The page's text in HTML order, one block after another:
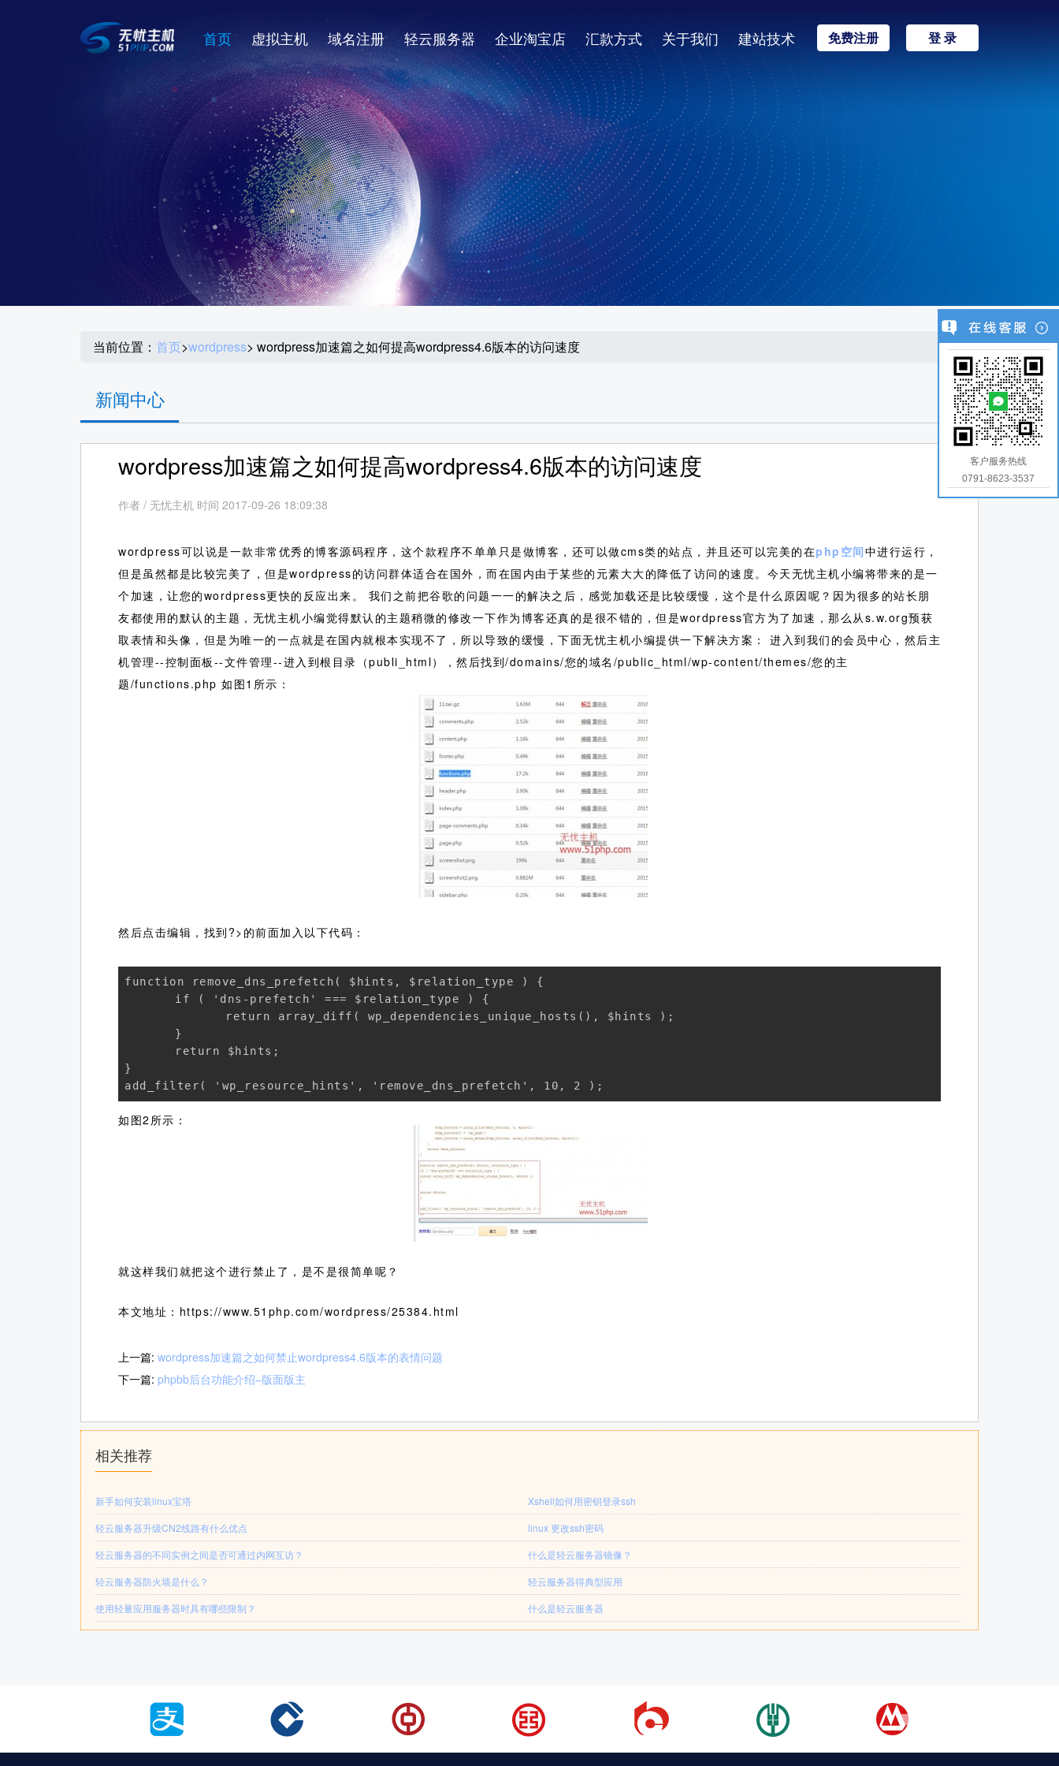
首页 虚拟主机 域名注册 轻云服务器 企业淘宝店 汇款方式 关于我们 建站技术 免费注册 登 录
当前位置： 首页>wordpress> wordpress加速篇之如何提高wordpress4.6版本的访问速度
新闻中心
wordpress加速篇之如何提高wordpress4.6版本的访问速度
作者 / 无忧主机 时间 2017-09-26 18:09:38
wordpress可以说是一款非常优秀的博客源码程序，这个款程序不单单只是做博客，还可以做cms类的站点，并且还可以完美的在php空间中进行运行，
但是虽然都是比较完美了，但是wordpress的访问群体适合在国外，而在国内由于某些的元素大大的降低了访问的速度。今天无忧主机小编将带来的是一
个加速，让您的wordpress更快的反应出来。 我们之前把谷歌的问题一一的解决之后，感觉加载还是比较缓慢，这个是什么原因呢？因为很多的站长朋
友都使用的默认的主题，无忧主机小编觉得默认的主题稍微的修改一下作为博客还真的是很不错的，但是wordpress官方为了加速，那么从s.w.org预获
取表情和头像，但是为唯一的一点就是在国内就根本实现不了，所以导致的缓慢，下面无忧主机小编提供一下解决方案：
进入到我们的会员中心，然后主
机管理--控制面板--文件管理--进入到根目录（publi_html），然后找到/domains/您的域名/public_html/wp-content/themes/您的主
题/functions.php 如图1所示：
然后点击编辑，找到?>的前面加入以下代码：
function remove_dns_prefetch( $hints, $relation_type ) {
}
如图2所示：
就这样我们就把这个进行禁止了，是不是很简单呢？
本文地址：https://www.51php.com/wordpress/25384.html
上一篇: wordpress加速篇之如何禁止wordpress4.6版本的表情问题
下一篇: phpbb后台功能介绍–版面版主
相关推荐
新手如何安装linux宝塔
Xshell如何用密钥登录ssh
轻云服务器升级CN2线路有什么优点
linux 更改ssh密码
轻云服务器的不同实例之间是否可通过内网互访？
什么是轻云服务器镜像？
轻云服务器防火墙是什么？
轻云服务器得典型应用
使用轻量应用服务器时具有哪些限制？
什么是轻云服务器
客户服务热线
0791-8623-3537